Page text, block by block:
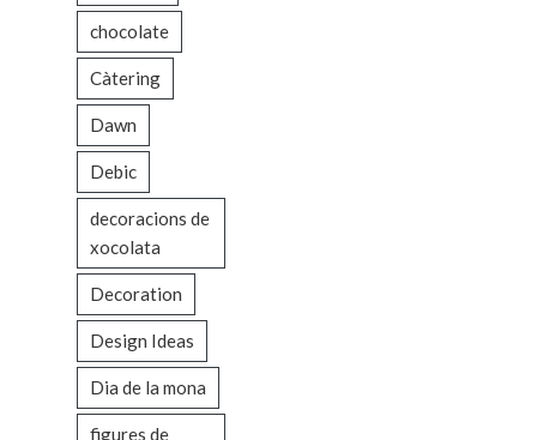
chocolate
Càtering
Dawn
Debic
decoracions de
xocolata
Decoration
Design Ideas
Dia de la mona
figures de